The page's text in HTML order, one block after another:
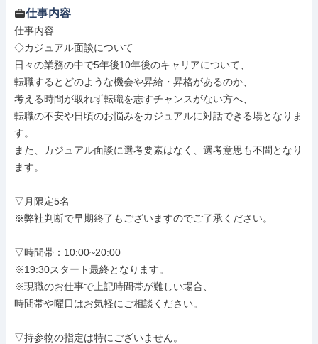
仕事内容
仕事内容
◇カジュアル面談について
日々の業務の中で5年後10年後のキャリアについて、
転職するとどのような機会や昇給・昇格があるのか、
考える時間が取れず転職を志すチャンスがない方へ、
転職の不安や日頃のお悩みをカジュアルに対話できる場となりま
す。
また、カジュアル面談に選考要素はなく、選考意思も不問となり
ます。
▽月限定5名
※弊社判断で早期終了もございますのでご了承ください。
▽時間帯：10:00~20:00
※19:30スタート最終となります。
※現職のお仕事で上記時間帯が難しい場合、
時間帯や曜日はお気軽にご相談ください。
▽持参物の指定は特にございません。